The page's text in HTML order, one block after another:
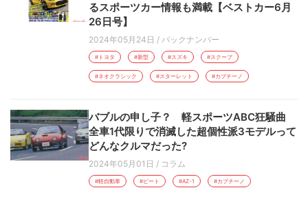
るスポーツカー情報も満載【ベストカー6月
26日号】
2024年05月24日 / バックナンバー
#トヨタ #新型 #スズキ #スクープ
#ネオクラシック #スターレット #カプチーノ
バブルの申し子？ 軽スポーツABC狂騒曲
全車1代限りで消滅した超個性派3モデルって
どんなクルマだった?
2024年05月01日 / コラム
#軽自動車 #ビート #AZ-1 #カプチーノ